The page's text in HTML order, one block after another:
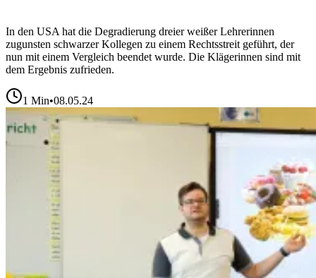
In den USA hat die Degradierung dreier weißer Lehrerinnen
zugunsten schwarzer Kollegen zu einem Rechtsstreit geführt, der
nun mit einem Vergleich beendet wurde. Die Klägerinnen sind mit
dem Ergebnis zufrieden.
1 Min•08.05.24